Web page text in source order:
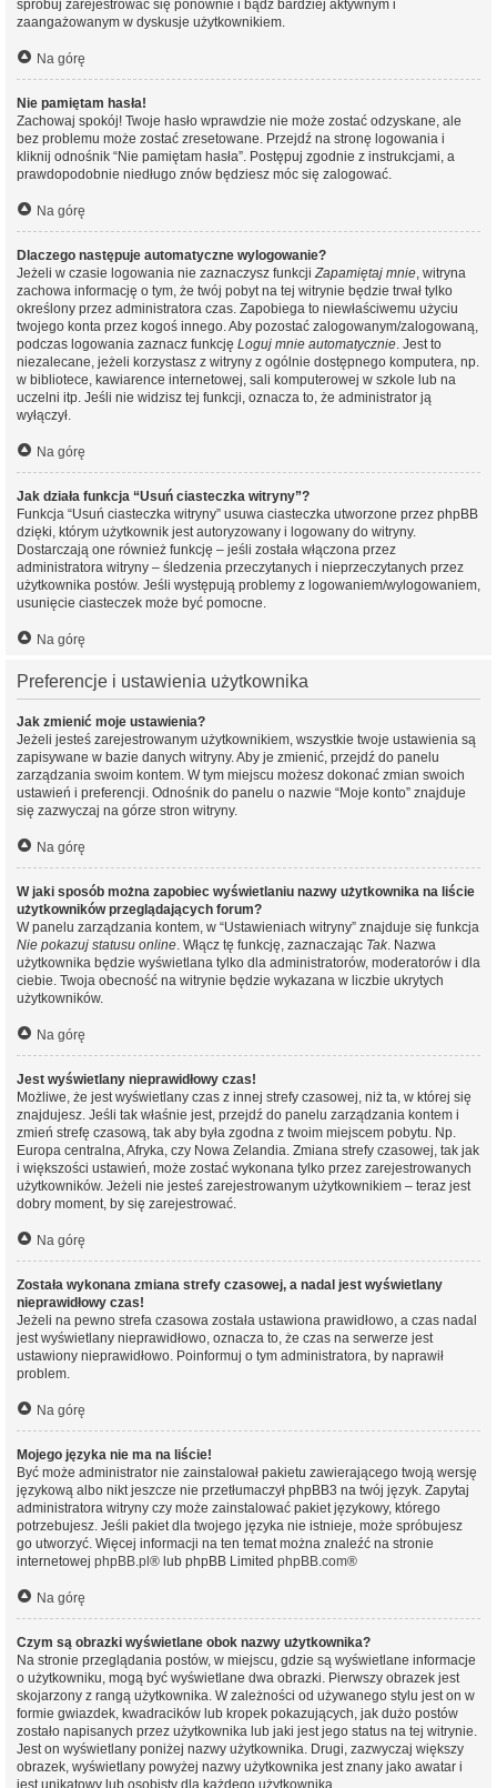
spróbuj zarejestrować się ponownie i bądź bardziej aktywnym i
zaangażowanym w dyskusje użytkownikiem.
Na górę
Nie pamiętam hasła!
Zachowaj spokój! Twoje hasło wprawdzie nie może zostać odzyskane, ale
bez problemu może zostać zresetowane. Przejdź na stronę logowania i
kliknij odnośnik “Nie pamiętam hasła”. Postępuj zgodnie z instrukcjami, a
prawdopodobnie niedługo znów będziesz móc się zalogować.
Na górę
Dlaczego następuje automatyczne wylogowanie?
Jeżeli w czasie logowania nie zaznaczysz funkcjiZapamiętaj mnie, witryna
zachowa informację o tym, że twój pobyt na tej witrynie będzie trwał tylko
określony przez administratora czas. Zapobiega to niewłaściwemu użyciu
twojego konta przez kogoś innego. Aby pozostać zalogowanym/zalogowaną,
podczas logowania zaznacz funkcję Loguj mnie automatycznie. Jest to
niezalecane, jeżeli korzystasz z witryny z ogólnie dostępnego komputera, np.
w bibliotece, kawiarence internetowej, sali komputerowej w szkole lub na
uczelni itp. Jeśli nie widzisz tej funkcji, oznacza to, że administrator ją
wyłączył.
Na górę
Jak działa funkcja “Usuń ciasteczka witryny”?
Funkcja “Usuń ciasteczka witryny” usuwa ciasteczka utworzone przez phpBB
dzięki, którym użytkownik jest autoryzowany i logowany do witryny.
Dostarczają one również funkcję – jeśli została włączona przez
administratora witryny – śledzenia przeczytanych i nieprzeczytanych przez
użytkownika postów. Jeśli występują problemy z logowaniem/wylogowaniem,
usunięcie ciasteczek może być pomocne.
Na górę
Preferencje i ustawienia użytkownika
Jak zmienić moje ustawienia?
Jeżeli jesteś zarejestrowanym użytkownikiem, wszystkie twoje ustawienia są
zapisywane w bazie danych witryny. Aby je zmienić, przejdź do panelu
zarządzania swoim kontem. W tym miejscu możesz dokonać zmian swoich
ustawień i preferencji. Odnośnik do panelu o nazwie “Moje konto” znajduje
się zazwyczaj na górze stron witryny.
Na górę
W jaki sposób można zapobiec wyświetlaniu nazwy użytkownika na liście
użytkowników przeglądających forum?
W panelu zarządzania kontem, w “Ustawieniach witryny” znajduje się funkcja
Nie pokazuj statusu online. Włącz tę funkcję, zaznaczając Tak. Nazwa
użytkownika będzie wyświetlana tylko dla administratorów, moderatorów i dla
ciebie. Twoja obecność na witrynie będzie wykazana w liczbie ukrytych
użytkowników.
Na górę
Jest wyświetlany nieprawidłowy czas!
Możliwe, że jest wyświetlany czas z innej strefy czasowej, niż ta, w której się
znajdujesz. Jeśli tak właśnie jest, przejdź do panelu zarządzania kontem i
zmień strefę czasową, tak aby była zgodna z twoim miejscem pobytu. Np.
Europa centralna, Afryka, czy Nowa Zelandia. Zmiana strefy czasowej, tak jak
i większości ustawień, może zostać wykonana tylko przez zarejestrowanych
użytkowników. Jeżeli nie jesteś zarejestrowanym użytkownikiem – teraz jest
dobry moment, by się zarejestrować.
Na górę
Została wykonana zmiana strefy czasowej, a nadal jest wyświetlany
nieprawidłowy czas!
Jeżeli na pewno strefa czasowa została ustawiona prawidłowo, a czas nadal
jest wyświetlany nieprawidłowo, oznacza to, że czas na serwerze jest
ustawiony nieprawidłowo. Poinformuj o tym administratora, by naprawił
problem.
Na górę
Mojego języka nie ma na liście!
Być może administrator nie zainstalował pakietu zawierającego twoją wersję
językową albo nikt jeszcze nie przetłumaczył phpBB3 na twój język. Zapytaj
administratora witryny czy może zainstalować pakiet językowy, którego
potrzebujesz. Jeśli pakiet dla twojego języka nie istnieje, może spróbujesz
go utworzyć. Więcej informacji na ten temat można znaleźć na stronie
internetowej phpBB.pl ® lub phpBB Limited phpBB.com®
Na górę
Czym są obrazki wyświetlane obok nazwy użytkownika?
Na stronie przeglądania postów, w miejscu, gdzie są wyświetlane informacje
o użytkowniku, mogą być wyświetlane dwa obrazki. Pierwszy obrazek jest
skojarzony z rangą użytkownika. W zależności od używanego stylu jest on w
formie gwiazdek, kwadracików lub kropek pokazujących, jak dużo postów
zostało napisanych przez użytkownika lub jaki jest jego status na tej witrynie.
Jest on wyświetlany poniżej nazwy użytkownika. Drugi, zazwyczaj większy
obrazek, wyświetlany powyżej nazwy użytkownika jest znany jako awatar i
jest unikatowy lub osobisty dla każdego użytkownika.